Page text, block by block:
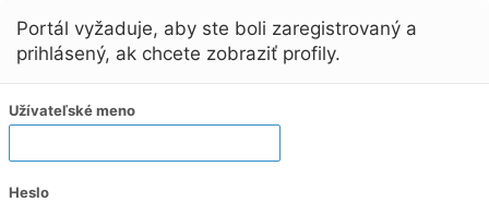
Portál vyžaduje, aby ste boli zaregistrovaný a
prihlásený, ak chcete zobraziť profily.
Užívateľské meno
Heslo